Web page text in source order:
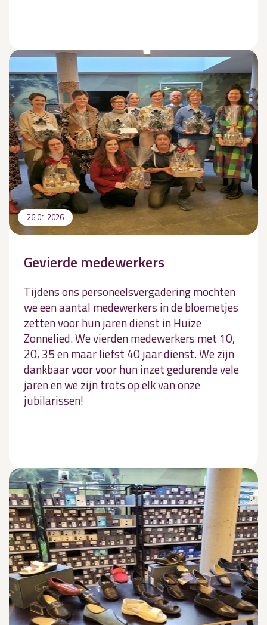
26.01.2026
Gevierde medewerkers
Tijdens ons personeelsvergadering mochten
we een aantal medewerkers in de bloemetjes
zetten voor hun jaren dienst in Huize
Zonnelied. We vierden medewerkers met 10,
20, 35 en maar liefst 40 jaar dienst. We zijn
dankbaar voor voor hun inzet gedurende vele
jaren en we zijn trots op elk van onze
jubilarissen!